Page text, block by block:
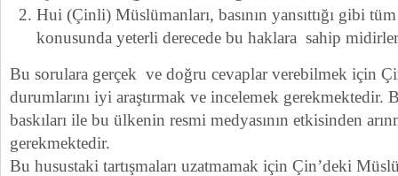
Hui (Çinli) Müslümanları, basının yansıttığı gibi
konusunda yeterli derecede bu haklara sahip
Bu sorulara gerçek ve doğru cevaplar verebilmek için
durumlarını iyi araştırmak ve incelemek gerekmektedir.
baskıları ile bu ülkenin resmi medyasının etkisinden
gerekmektedir.
Bu husustaki tartışmaları uzatmamak için Çin’deki